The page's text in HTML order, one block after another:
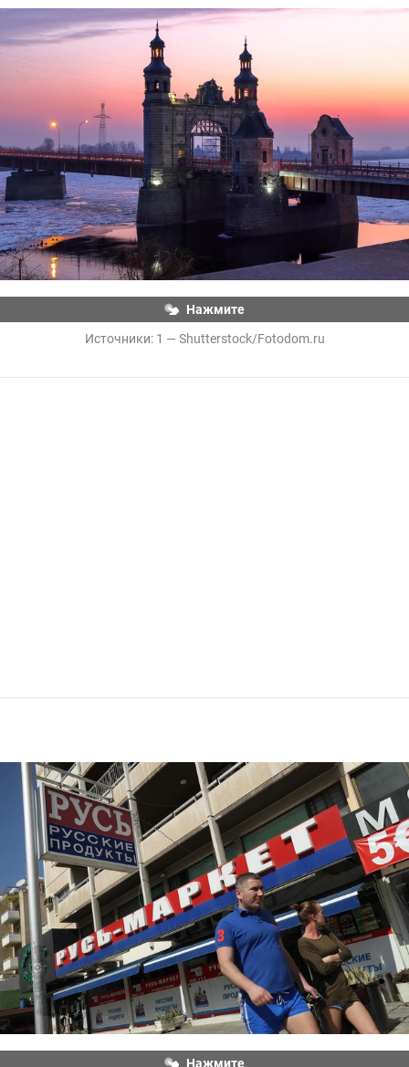
Нажмите
Мост Королевы Луизы. Проходит через реку Неман
и соединяет Советск (Калининградская область) и
Панямуне (Литва)
Источники: 1 — Shutterstock/Fotodom.ru
Нажмите
Русский магазин в Лимасоле, Кипр